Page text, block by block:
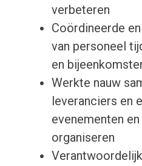
verbeteren
Coördineerde
van personeel
en
Werkte nauw
leveranciers en
evenementen
organiseren